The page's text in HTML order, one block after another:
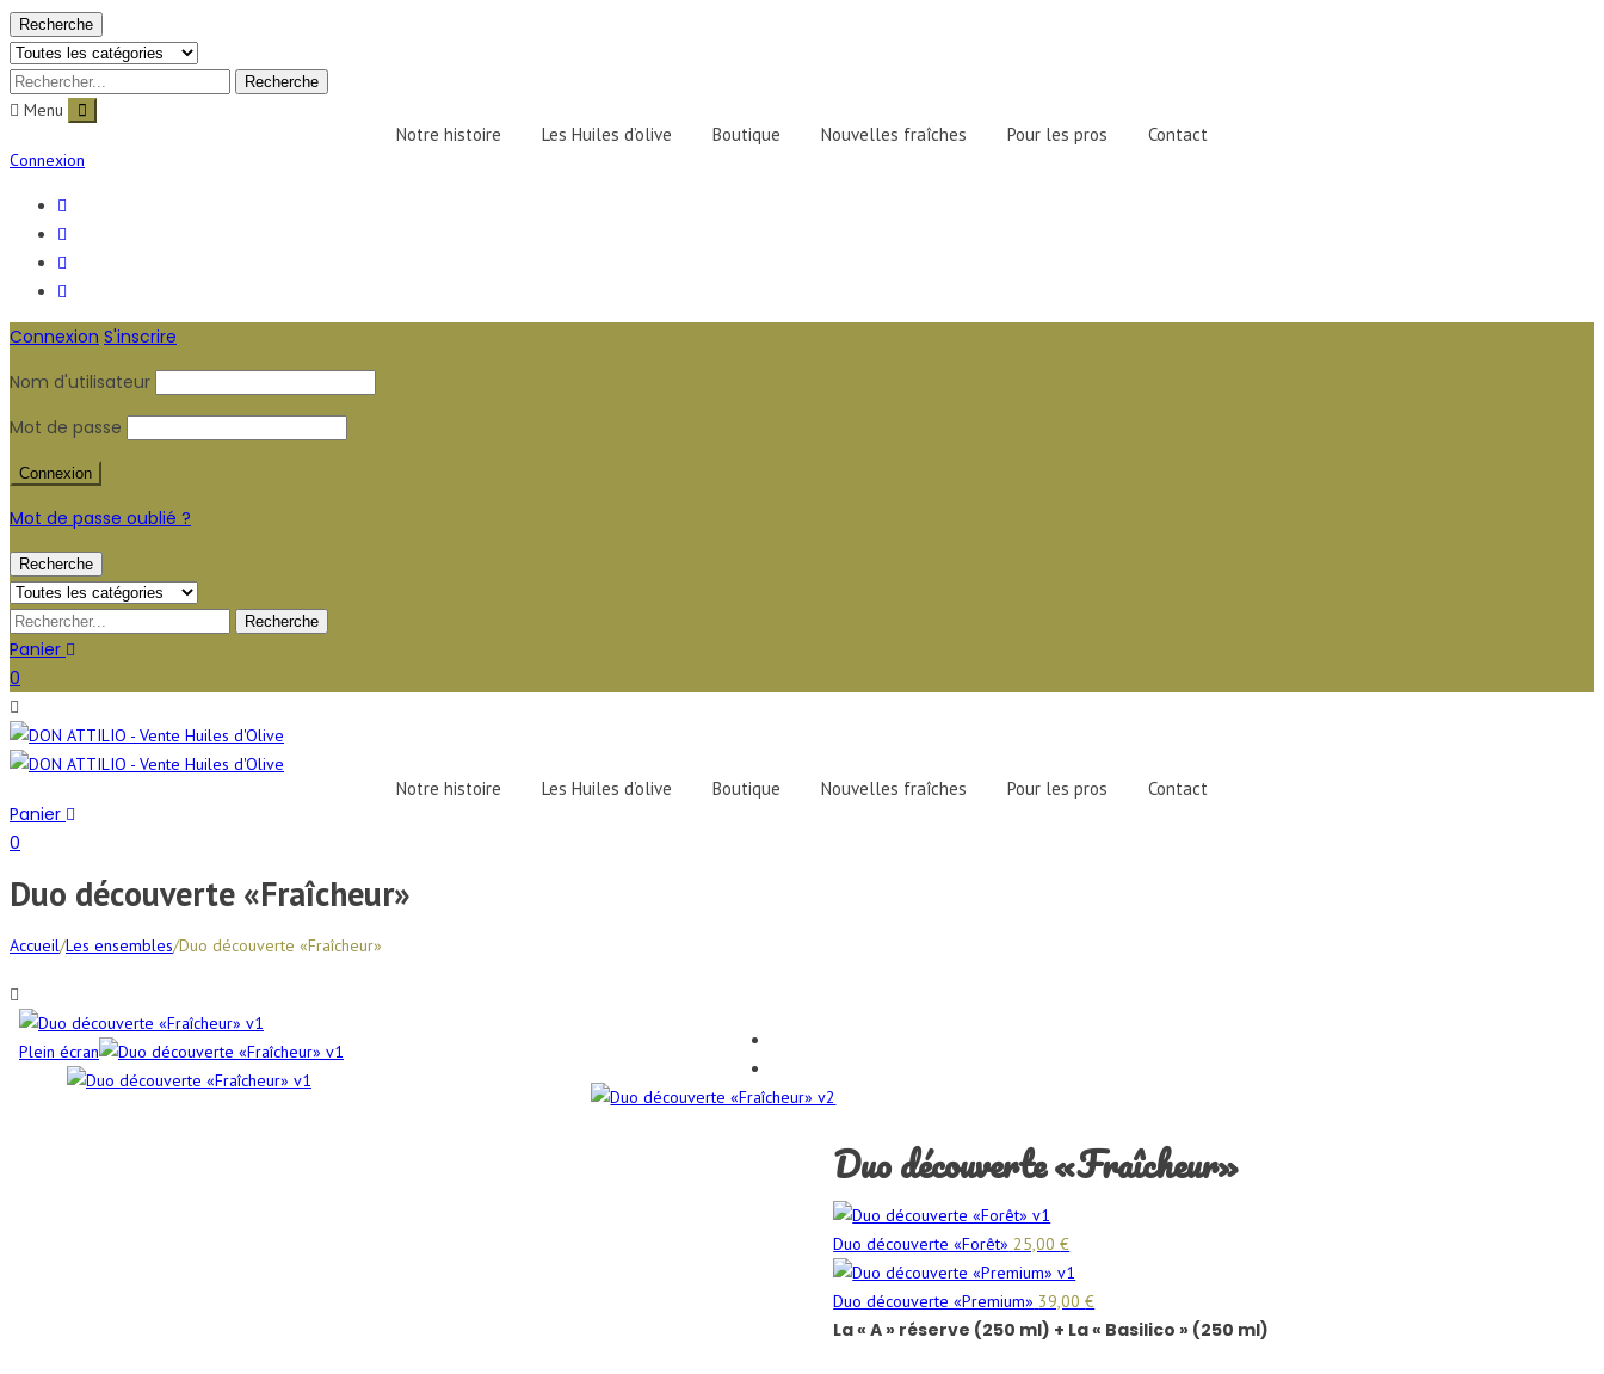
Recherche
Menu
Notre histoire Les Huiles d’olive Boutique Nouvelles fraîches Pour les pros Contact
Connexion
Connexion S'inscrire
Nom d'utilisateur
Mot de passe
Mot de passe oublié ?
Recherche
Panier
0
Notre histoire Les Huiles d’olive Boutique Nouvelles fraîches Pour les pros Contact
Panier
0
Duo découverte «Fraîcheur»
Accueil/Les ensembles/Duo découverte «Fraîcheur»
Plein écran
Duo découverte «Fraîcheur»
Duo découverte «Forêt» 25,00€
Duo découverte «Premium» 39,00€
La « A » réserve (250 ml) + La « Basilico » (250 ml)